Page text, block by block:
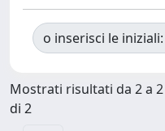
o inserisci le iniziali:
Mostrati risultati da 2 a 2
di 2